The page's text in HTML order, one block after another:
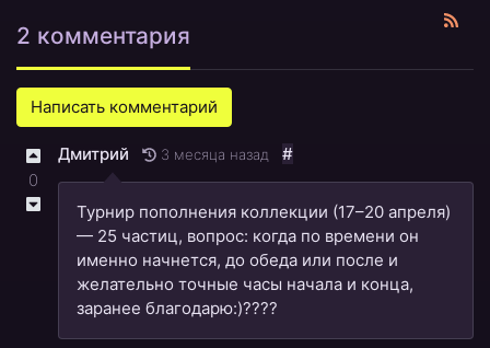
2 комментария
Написать комментарий
0
Дмитрий 3 месяца назад #
Турнир пополнения коллекции (17–20 апреля)
— 25 частиц, вопрос: когда по времени он
именно начнется, до обеда или после и
желательно точные часы начала и конца,
заранее благодарю:)????